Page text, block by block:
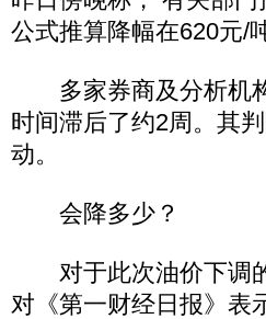
公式推算降幅在620元/
多家券商及分析机构
时间滞后了约2周。其
动。
会降多少？
对于此次油价下调的
对《第一财经日报》表